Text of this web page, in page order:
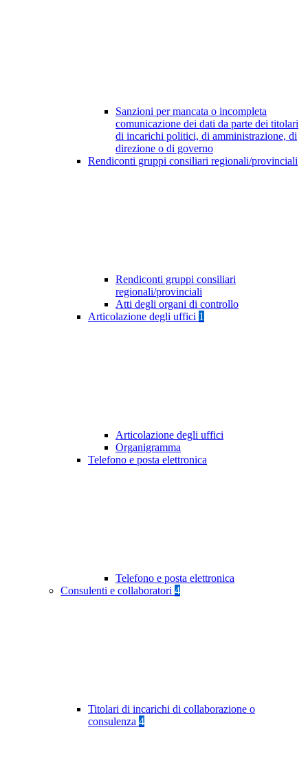
Sanzioni per mancata o incompleta
comunicazione dei dati da parte dei titolari
di incarichi politici, di amministrazione, di
direzione o di governo
Rendiconti gruppi consiliari regionali/provinciali
Rendiconti gruppi consiliari
regionali/provinciali
Atti degli organi di controllo
Articolazione degli uffici 1
Articolazione degli uffici
Organigramma
Telefono e posta elettronica
Telefono e posta elettronica
Consulenti e collaboratori 4
Titolari di incarichi di collaborazione o
consulenza 4